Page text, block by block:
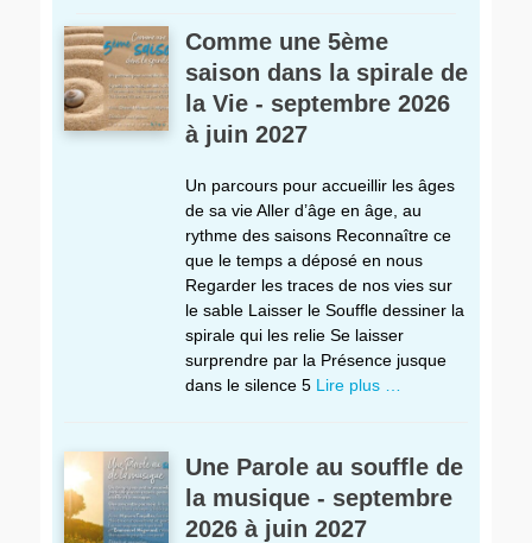
Comme une 5ème
saison dans la spirale de
la Vie - septembre 2026
à juin 2027
Un parcours pour accueillir les âges
de sa vie Aller d’âge en âge, au
rythme des saisons Reconnaître ce
que le temps a déposé en nous
Regarder les traces de nos vies sur
le sable Laisser le Souffle dessiner la
spirale qui les relie Se laisser
surprendre par la Présence jusque
dans le silence 5 Lire plus …
Une Parole au souffle de
la musique - septembre
2026 à juin 2027